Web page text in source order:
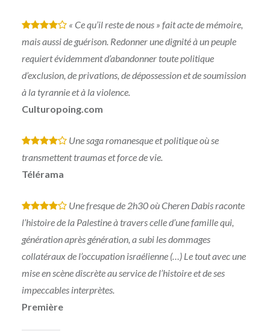
* * * *
« Ce qu’il reste de nous » fait acte de mémoire,
mais aussi de guérison. Redonner une dignité à un peuple
requiert évidemment d’abandonner toute politique
d’exclusion, de privations, de dépossession et de soumission
à la tyrannie et à la violence.
Culturopoing.com
* * * *
Une saga romanesque et politique où se
transmettent traumas et force de vie.
Télérama
* * * *
Une fresque de 2h30 où Cheren Dabis raconte
l’histoire de la Palestine à travers celle d’une famille qui,
génération après génération, a subi les dommages
collatéraux de l’occupation israélienne (…) Le tout avec une
mise en scène discrète au service de l’histoire et de ses
impeccables interprètes.
Première